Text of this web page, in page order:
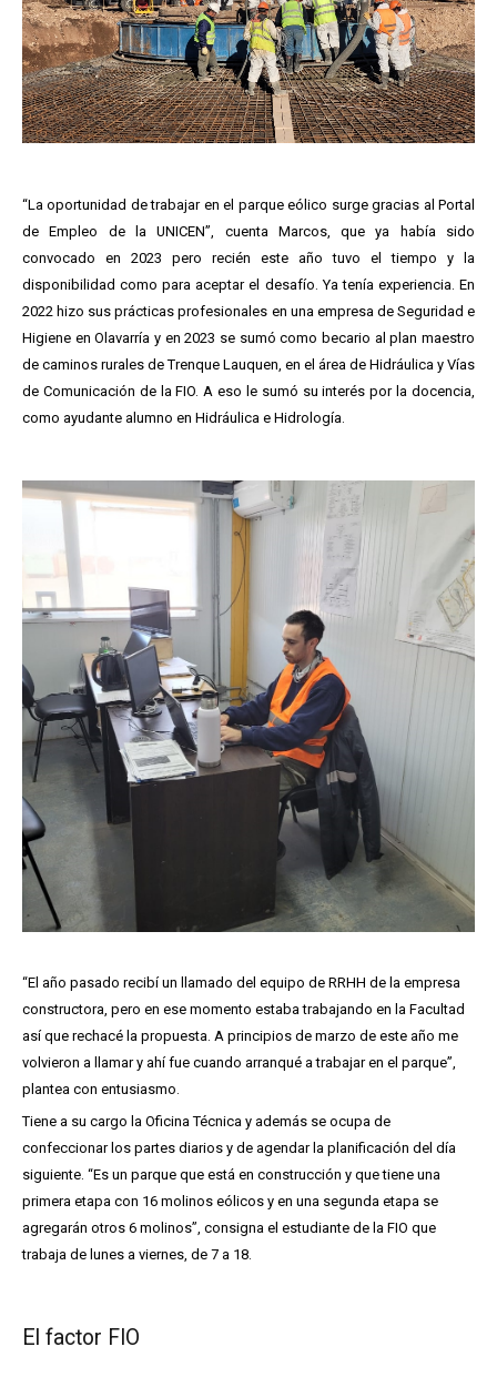
“La oportunidad de trabajar en el parque eólico surge gracias al Portal
de Empleo de la UNICEN”, cuenta Marcos, que ya había sido
convocado en 2023 pero recién este año tuvo el tiempo y la
disponibilidad como para aceptar el desafío. Ya tenía experiencia. En
2022 hizo sus prácticas profesionales en una empresa de Seguridad e
Higiene en Olavarría y en 2023 se sumó como becario al plan maestro
de caminos rurales de Trenque Lauquen, en el área de Hidráulica y Vías
de Comunicación de la FIO. A eso le sumó su interés por la docencia,
como ayudante alumno en Hidráulica e Hidrología.
“El año pasado recibí un llamado del equipo de RRHH de la empresa
constructora, pero en ese momento estaba trabajando en la Facultad
así que rechacé la propuesta. A principios de marzo de este año me
volvieron a llamar y ahí fue cuando arranqué a trabajar en el parque”,
plantea con entusiasmo.
Tiene a su cargo la Oficina Técnica y además se ocupa de
confeccionar los partes diarios y de agendar la planificación del día
siguiente. “Es un parque que está en construcción y que tiene una
primera etapa con 16 molinos eólicos y en una segunda etapa se
agregarán otros 6 molinos”, consigna el estudiante de la FIO que
trabaja de lunes a viernes, de 7 a 18.
El factor FIO